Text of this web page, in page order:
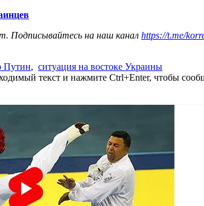
Подписывайтесь на наш канал https://t.me/
Путин, ситуация на востоке Украины
текст и нажмите Ctrl+Enter, чтобы